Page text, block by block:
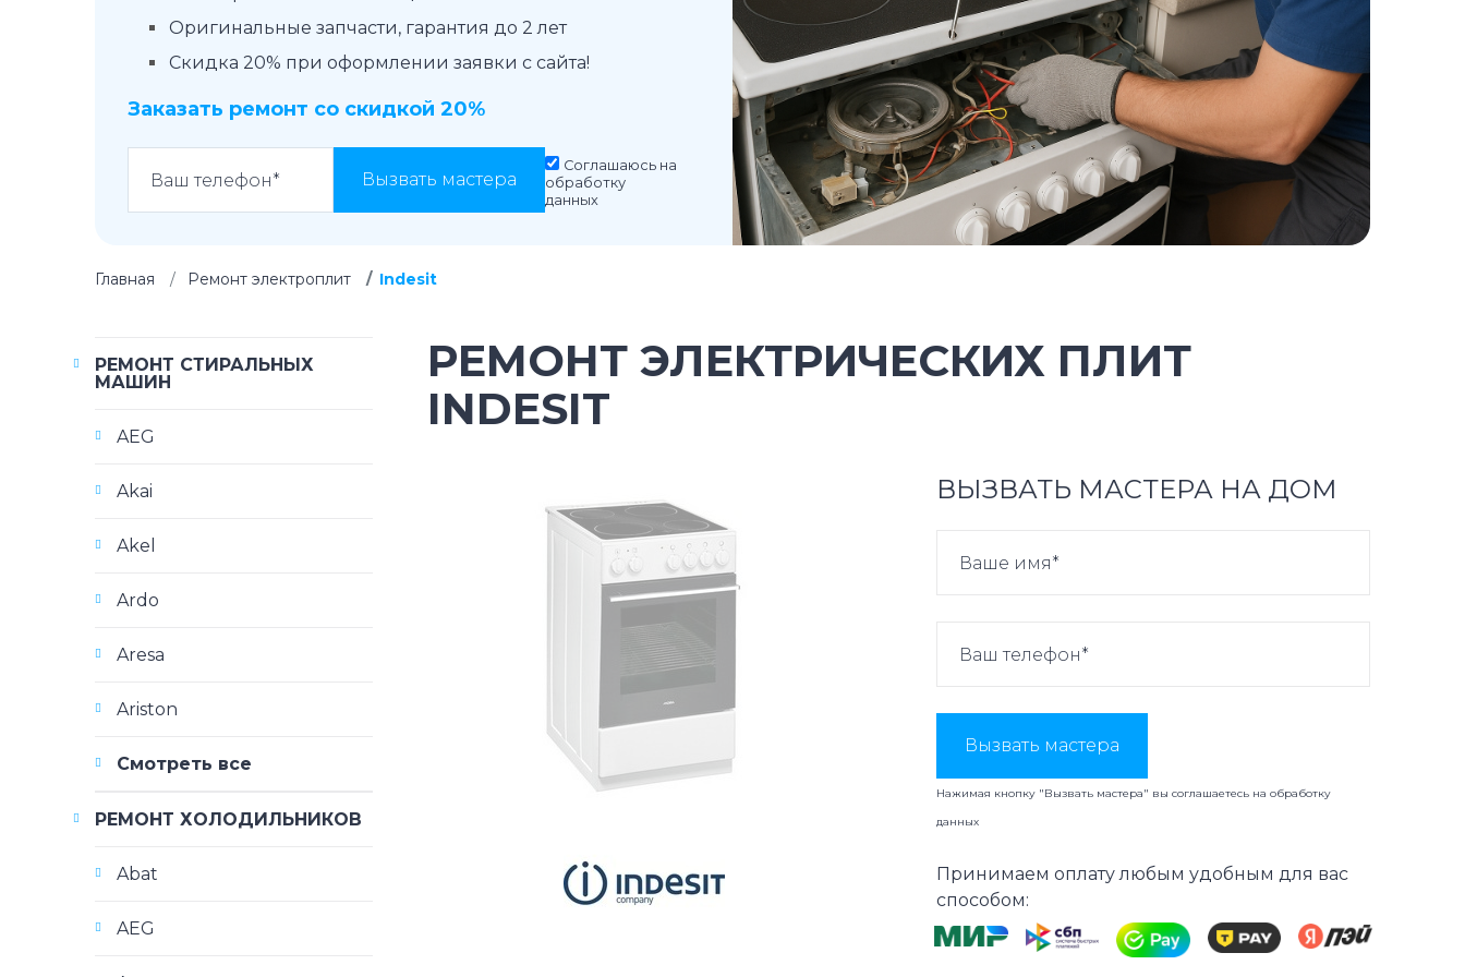
Оригинальные запчасти, гарантия до 2 лет
Скидка 20% при оформлении заявки с сайта!
Заказать ремонт со скидкой 20%
Вызвать мастера
Соглашаюсь на
обработку
данных
Главная Ремонт электроплит Indesit
РЕМОНТ ЭЛЕКТРИЧЕСКИХ ПЛИТ
INDESIT
ВЫЗВАТЬ МАСТЕРА НА ДОМ
Вызвать мастера
Нажимая кнопку "Вызвать мастера" вы соглашаетесь наобработку
данных
Принимаем оплату любым удобным для вас
способом:
РЕМОНТ СТИРАЛЬНЫХ
МАШИН
AEG
Akai
Akel
Ardo
Aresa
Ariston
Смотреть все
РЕМОНТ ХОЛОДИЛЬНИКОВ
Abat
AEG